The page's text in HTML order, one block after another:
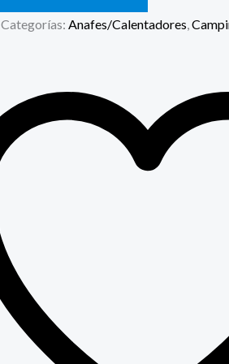
Categorías: Anafes/Calentadores,